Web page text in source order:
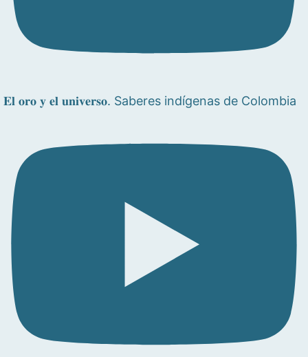
𝐄𝐥 𝐨𝐫𝐨 𝐲 𝐞𝐥 𝐮𝐧𝐢𝐯𝐞𝐫𝐬𝐨. Saberes indígenas de Colombia